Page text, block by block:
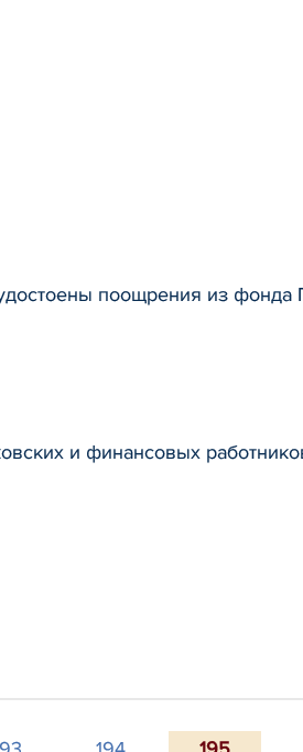
поощрения из фонда
и финансовых